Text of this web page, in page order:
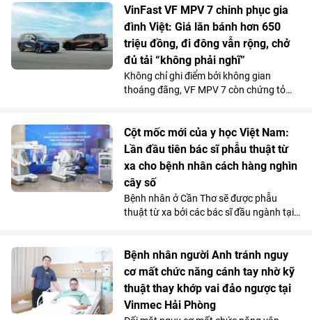
cuộc sống bình thường chỉ sau một tuần
điều trị tại Bệnh viện Đa khoa Vinmec
Phú Quốc.
VinFast VF MPV 7 chinh phục gia
đình Việt: Giá lăn bánh hơn 650
triệu đồng, đi đông vẫn rộng, chở
đủ tải “không phải nghĩ”
Không chỉ ghi điểm bởi không gian
thoáng đãng, VF MPV 7 còn chứng tỏ
Chi phí sử dụng tiết kiệm và những ưu
đãi hấp dẫn càng khiến mẫu MPV điện 7
chỗ tăng sức hút trong tháng 7.
Cột mốc mới của y học Việt Nam:
Lần đầu tiên bác sĩ phẫu thuật từ
xa cho bệnh nhân cách hàng nghìn
cây số
Bệnh nhân ở Cần Thơ sẽ được phẫu
thuật từ xa bởi các bác sĩ đầu ngành tại
Việt Nam. Bước đi chiến lược này của
Vinmec đã chính thức hiện thực hóa mô
hình “y tế không khoảng cách” ở nước ta.
Bệnh nhân người Anh tránh nguy
cơ mất chức năng cánh tay nhờ kỹ
thuật thay khớp vai đảo ngược tại
Vinmec Hải Phòng